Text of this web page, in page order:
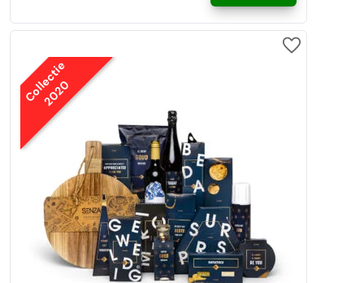
Collectie
2020